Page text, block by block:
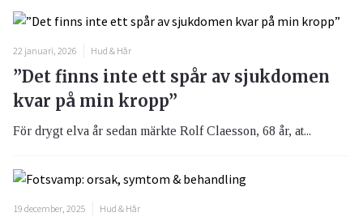
22 januari, 2026 Hud & Hår
”Det finns inte ett spår av sjukdomen
kvar på min kropp”
För drygt elva år sedan märkte Rolf Claesson, 68 år, at...
19 december, 2025 Hud & Hår